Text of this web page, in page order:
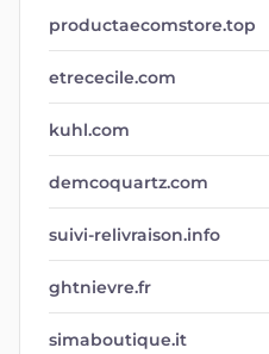
productaecomstore.top
etrececile.com
kuhl.com
demcoquartz.com
suivi-relivraison.info
ghtnievre.fr
simaboutique.it